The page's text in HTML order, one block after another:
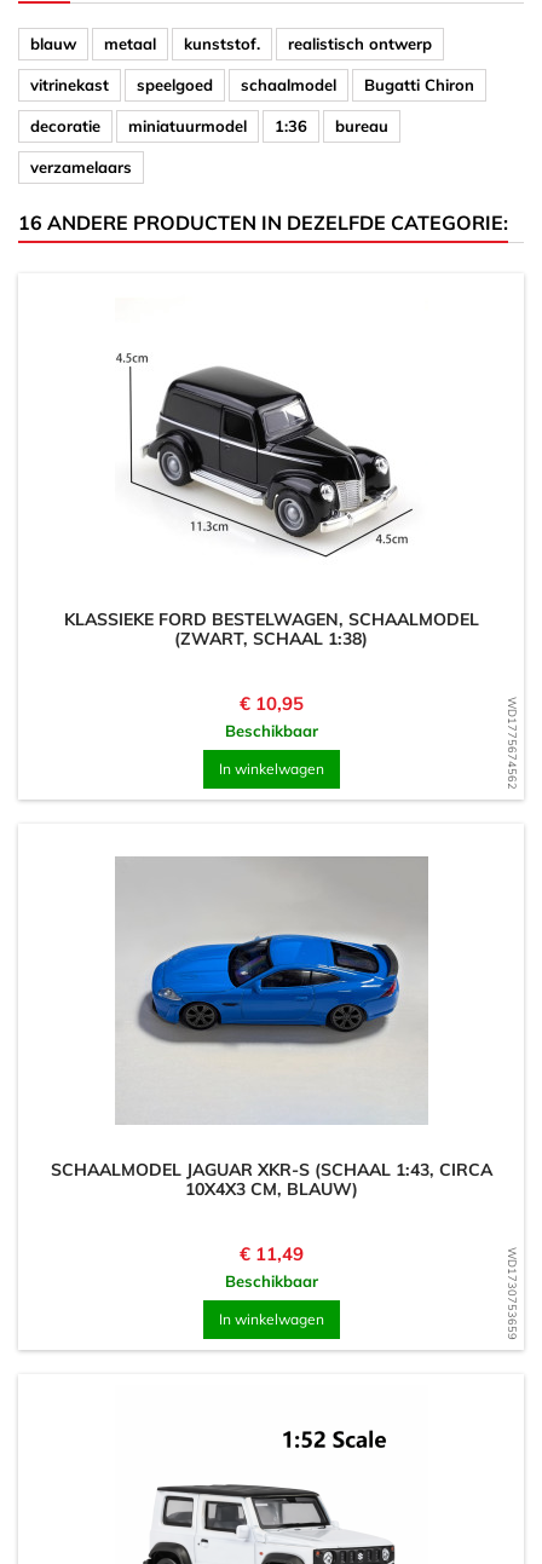
blauw metaal kunststof. realistisch ontwerp
vitrinekast speelgoed schaalmodel Bugatti Chiron
decoratie miniatuurmodel 1:36 bureau
verzamelaars
16 ANDERE PRODUCTEN IN DEZELFDE CATEGORIE:
WD1775674562
KLASSIEKE FORD BESTELWAGEN, SCHAALMODEL
(ZWART, SCHAAL 1:38)
Prijs
€ 10,95
Beschikbaar
In winkelwagen
WD1730753659
SCHAALMODEL JAGUAR XKR-S (SCHAAL 1:43, CIRCA
10X4X3 CM, BLAUW)
Prijs
€ 11,49
Beschikbaar
In winkelwagen